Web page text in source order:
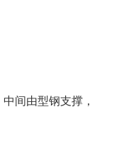
间由型钢支撑，